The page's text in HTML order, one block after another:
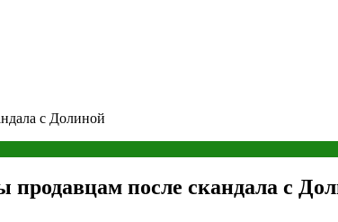
с Долиной
продавцам после скандала с